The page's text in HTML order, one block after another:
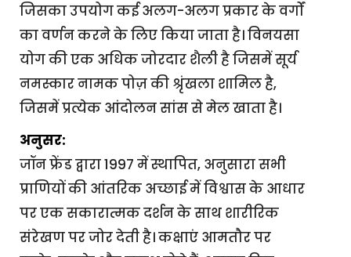
जिसका उपयोग कई अलग-अलग प्रकार के वर्गों
का वर्णन करने के लिए किया जाता है। विनयसा
योग की एक अधिक जोरदार शैली है जिसमें सूर्य
नमस्कार नामक पोज़ की श्रृंखला शामिल है,
जिसमें प्रत्येक आंदोलन सांस से मेल खाता है।
अनुसर:
जॉन फ्रेंड द्वारा 1997 में स्थापित, अनुसारा सभी
प्राणियों की आंतरिक अच्छाई में विश्वास के आधार
पर एक सकारात्मक दर्शन के साथ शारीरिक
संरेखण पर जोर देती है। कक्षाएं आमतौर पर